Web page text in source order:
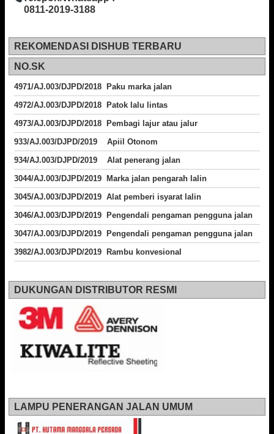
0811-2019-3188
REKOMENDASI DISHUB TERBARU
NO.SK
4971/AJ.003/DJPD/2018 Paku marka jalan
4972/AJ.003/DJPD/2018 Patok lalu lintas
4973/AJ.003/DJPD/2018
Pembagi lajur atau jalur
933/AJ.003/DJPD/2019 Apiil Otonom
934/AJ.003/DJPD/2019 Alat penerang jalan
3044/AJ.003/DJPD/2019 Marka jalan pengarah lalin
3045/AJ.003/DJPD/2019 Alat pemberi isyarat lalin
3046/AJ.003/DJPD/2019 Pengendali pengaman pengguna jalan
3047/AJ.003/DJPD/2019 Pengendali pengaman pengguna jalan
3982/AJ.003/DJPD/2019 Rambu konvesional
DUKUNGAN DISTRIBUTOR RESMI
LAMPU PENERANGAN JALAN UMUM